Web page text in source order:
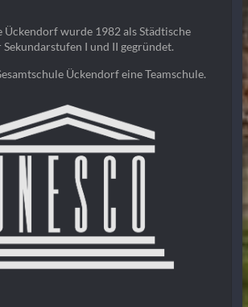
Ückendorf wurde 1982 als Städtische
Sekundarstufen I und II gegründet.
Ückendorf eine Teamschule.